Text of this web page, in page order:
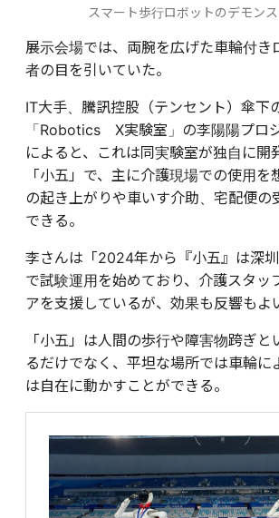
スマート歩行ロボットのデモン
展示会場では、両腕を広げた車輪付き
者の目を引いていた。
IT大手、騰訊控股（テンセント）傘下
「Robotics X実験室」の李陽陽プロ
によると、これは同実験室が独自に開
「小五」で、主に介護現場での使用
の起き上がりや車いす介助、宅配便の
できる。
李さんは「2024年から『小五』は深
で試験運用を始めており、介護スタッ
アを支援しているが、効果も反響もよ
「小五」は人間の歩行や障害物跨ぎ
るだけでなく、平坦な場所では車輪に
は自在に動かすことができる。